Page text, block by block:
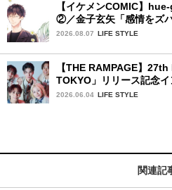
【イケメンCOMIC】
②／金子玄矢「感情をズ
せ〜」
2026.08.07 LIFE STYLE
【THE RAMPAGE】
TOKYO」リリース記念
バー、男らしいな」と感
2026.06.04 LIFE STYLE
関連記